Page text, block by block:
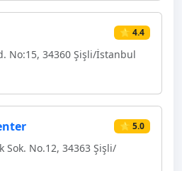
⭐ 4.4
No:15, 34360 Şişli/İstanbul
⭐ 5.0
No.12, 34363 Şişli/